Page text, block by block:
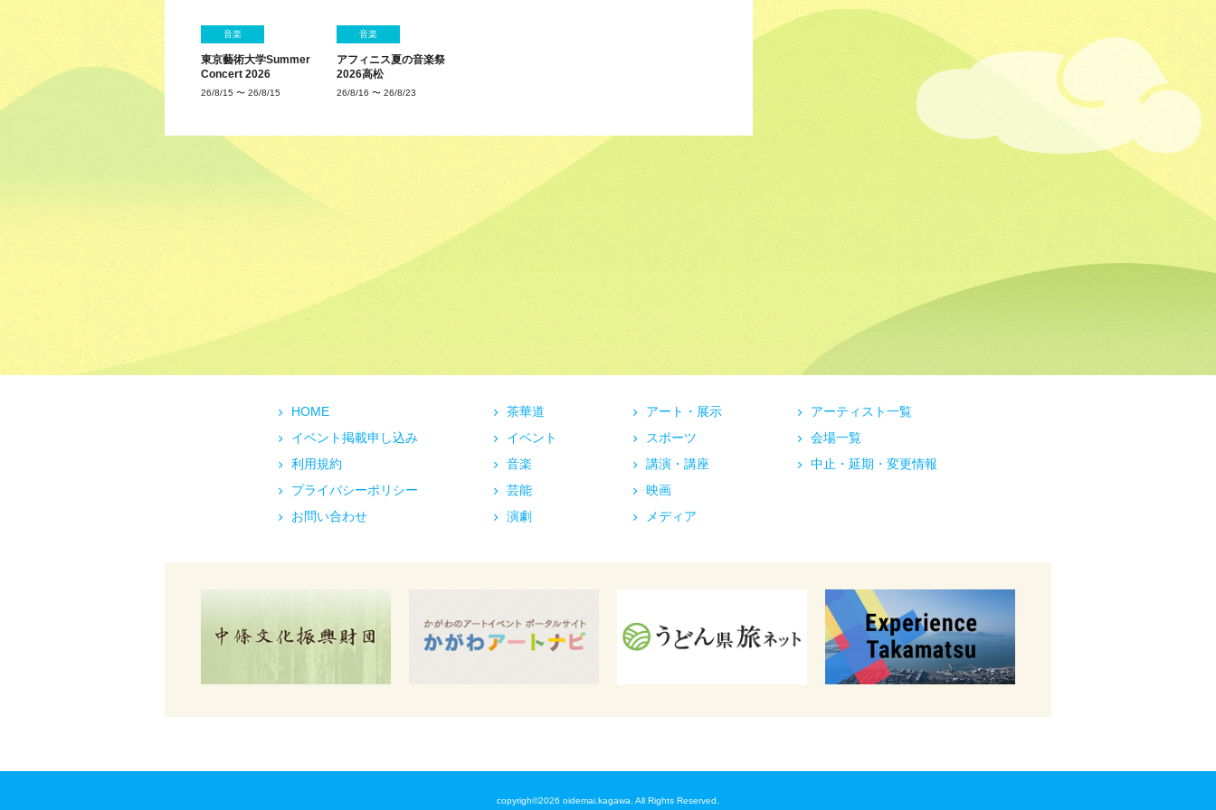
音楽
東京藝術大学Summer
Concert 2026
26/8/15 〜 26/8/15
音楽
アフィニス夏の音楽祭
2026高松
26/8/16 〜 26/8/23
HOME
イベント掲載申し込み
利用規約
プライバシーポリシー
お問い合わせ
茶華道
イベント
音楽
芸能
演劇
アート・展示
スポーツ
講演・講座
映画
メディア
アーティスト一覧
会場一覧
中止・延期・変更情報
copyrigh©2026 oidemai.kagawa. All Rights Reserved.